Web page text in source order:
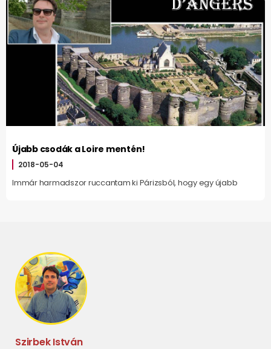
Újabb csodák a Loire mentén!
2018-05-04
Immár harmadszor ruccantam ki Párizsból, hogy egy újabb
Szirbek István